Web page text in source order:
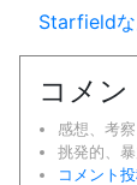
Starfield
コメン
感想、考
挑発的、
コメント